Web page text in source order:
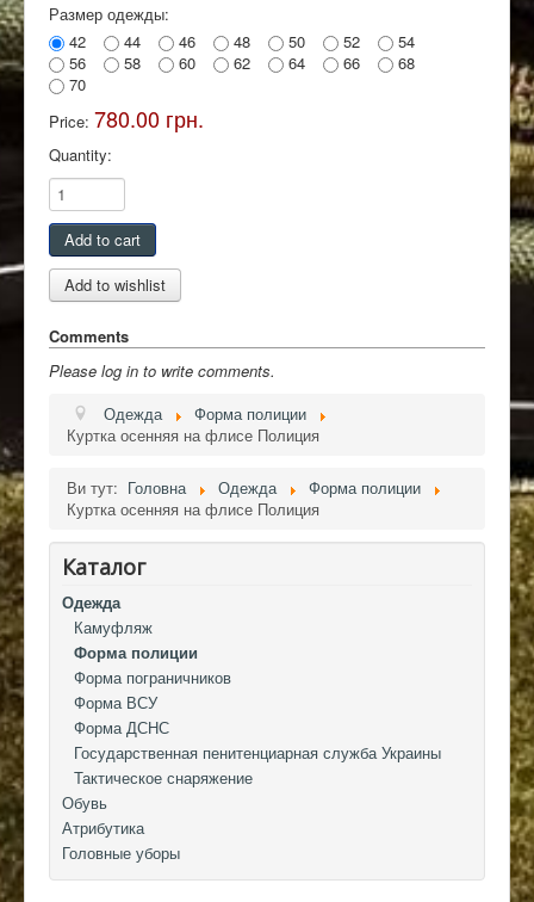
Размер одежды:
42
44 46 48 50 52
54
56
58 60 62 64 66
68
70
Price: 780.00 грн.
Quantity:
Comments
Please log in to write comments.
Одежда
Форма полиции
Куртка осенняя на флисе Полиция
Ви тут: Головна Одежда
Форма полиции
Куртка осенняя на флисе Полиция
Каталог
Одежда
Камуфляж
Форма полиции
Форма пограничников
Форма ВСУ
Форма ДСНС
Государственная пенитенциарная служба Украины
Тактическое снаряжение
Обувь
Атрибутика
Головные уборы